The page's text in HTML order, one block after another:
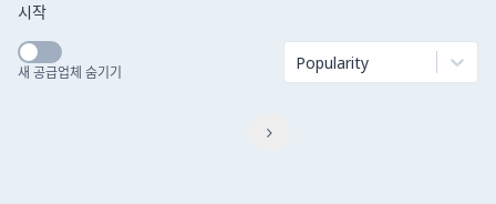
시작
새 공급업체 숨기기 Popularity
